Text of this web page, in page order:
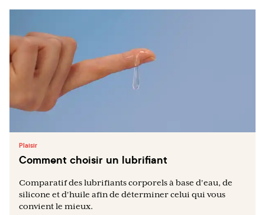
Plaisir
Comment choisir un lubrifiant
Comparatif des lubrifiants corporels à base d'eau, de
silicone et d'huile afin de déterminer celui qui vous
convient le mieux.